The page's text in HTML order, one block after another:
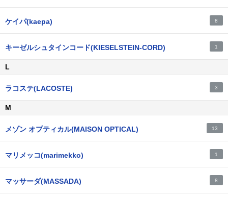
ケイパ(kaepa) 8
キーゼルシュタインコード(KIESELSTEIN-CORD) 1
L
ラコステ(LACOSTE) 3
M
メゾン オプティカル(MAISON OPTICAL) 13
マリメッコ(marimekko) 1
マッサーダ(MASSADA) 8